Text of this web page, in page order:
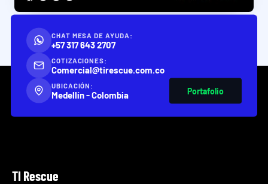
CHAT MESA DE AYUDA:
+57 317 643 2707
COTIZACIONES:
Comercial@tirescue.com.co
UBICACIÓN:
Medellín - Colombia Portafolio
TI Rescue